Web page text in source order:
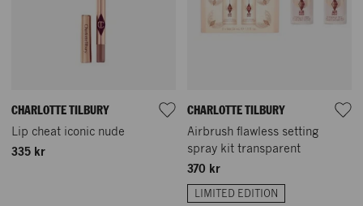
CHARLOTTE TILBURY
Lip cheat iconic nude
335 kr
CHARLOTTE TILBURY
Airbrush flawless setting
spray kit transparent
370 kr
LIMITED EDITION